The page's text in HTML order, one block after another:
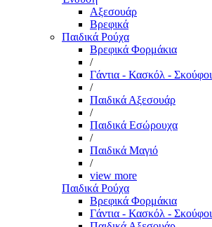
Αξεσουάρ
Βρεφικά
Παιδικά Ρούχα
Βρεφικά Φορμάκια
/
Γάντια - Κασκόλ - Σκούφοι
/
Παιδικά Αξεσουάρ
/
Παιδικά Εσώρουχα
/
Παιδικά Μαγιό
/
view more
Παιδικά Ρούχα
Βρεφικά Φορμάκια
Γάντια - Κασκόλ - Σκούφοι